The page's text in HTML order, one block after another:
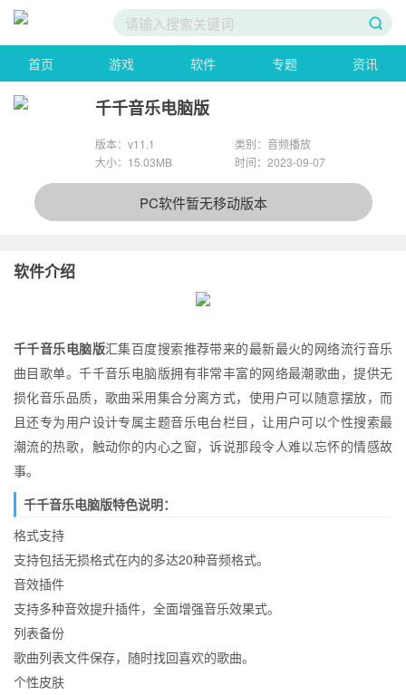
首页 游戏 软件 专题 资讯
千千音乐电脑版
版本：v11.1
类别：音频播放
大小：15.03MB
时间：2023-09-07
PC软件暂无移动版本
软件介绍
千千音乐电脑版汇集百度搜索推荐带来的最新最火的网络流行音乐
曲目歌单。千千音乐电脑版拥有非常丰富的网络最潮歌曲，提供无
损化音乐品质，歌曲采用集合分离方式，使用户可以随意摆放，而
且还专为用户设计专属主题音乐电台栏目，让用户可以个性搜索最
潮流的热歌，触动你的内心之窗，诉说那段令人难以忘怀的情感故
事。
千千音乐电脑版特色说明：
格式支持
支持包括无损格式在内的多达20种音频格式。
音效插件
支持多种音效提升插件，全面增强音乐效果式。
列表备份
歌曲列表文件保存，随时找回喜欢的歌曲。
个性皮肤